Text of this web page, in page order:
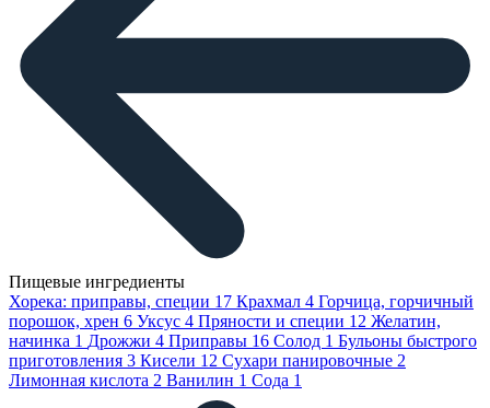
Пищевые ингредиенты
Хорека: приправы, специи 17 Крахмал 4 Горчица, горчичный
порошок, хрен 6 Уксус 4 Пряности и специи 12 Желатин,
начинка 1 Дрожжи 4 Приправы 16 Солод 1 Бульоны быстрого
приготовления 3 Кисели 12 Сухари панировочные 2
Лимонная кислота 2 Ванилин 1 Сода 1